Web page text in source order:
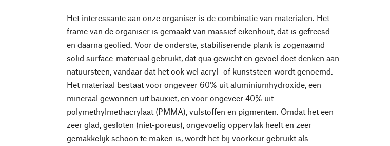
Het interessante aan onze organiser is de combinatie van materialen. Het
frame van de organiser is gemaakt van massief eikenhout, dat is gefreesd
en daarna geolied. Voor de onderste, stabiliserende plank is zogenaamd
solid surface-materiaal gebruikt, dat qua gewicht en gevoel doet denken aan
natuursteen, vandaar dat het ook wel acryl- of kunststeen wordt genoemd.
Het materiaal bestaat voor ongeveer 60% uit aluminiumhydroxide, een
mineraal gewonnen uit bauxiet, en voor ongeveer 40% uit
polymethylmethacrylaat (PMMA), vulstoffen en pigmenten. Omdat het een
zeer glad, gesloten (niet-poreus), ongevoelig oppervlak heeft en zeer
gemakkelijk schoon te maken is, wordt het bij voorkeur gebruikt als